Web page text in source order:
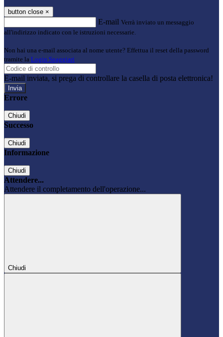
button close ×
E-mail Verrà inviato un messaggio
all'indirizzo indicato con le istruzioni necessarie.
Non hai una e-mail associata al nome utente? Effettua il reset della password
tramite la Login Spaggiari
E-mail inviata, si prega di controllare la casella di posta elettronica!
Errore
Chiudi
Successo
Chiudi
Informazione
Chiudi
Attendere...
Attendere il completamento dell'operazione...
Chiudi